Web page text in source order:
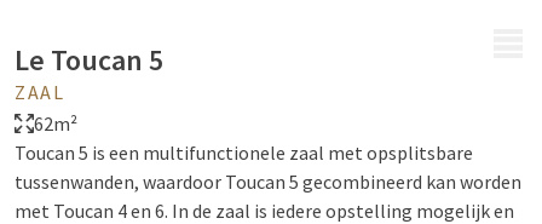
Le Toucan 5
ZAAL
62m²
Toucan 5 is een multifunctionele zaal met opsplitsbare
tussenwanden, waardoor Toucan 5 gecombineerd kan worden
met Toucan 4 en 6. In de zaal is iedere opstelling mogelijk en